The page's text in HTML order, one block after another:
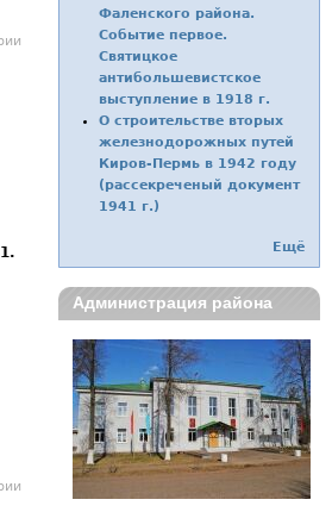
огромный труд
Фаленского района.
Событие первое.
Святицкое
антибольшевистское
выступление в 1918 г.
О строительстве вторых
железнодорожных путей
Киров-Пермь в 1942 году
(рассекреченый документ
1941 г.)
Ещё
Администрация района